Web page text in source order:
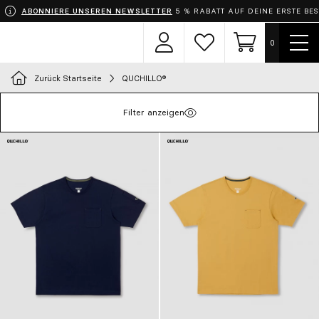
ABONNIERE UNSEREN NEWSLETTER 5 % RABATT AUF DEINE ERSTE
Wähle dein Outfit
Schuhe
Accessoires
Benutzerbereich
Wunschzettel
0
Menü
Zurück Startseite QUCHILLO®
Filter anzeigen